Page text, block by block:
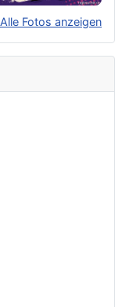
Alle Fotos anzeigen